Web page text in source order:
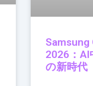
Samsung
2026：AI
の新時代